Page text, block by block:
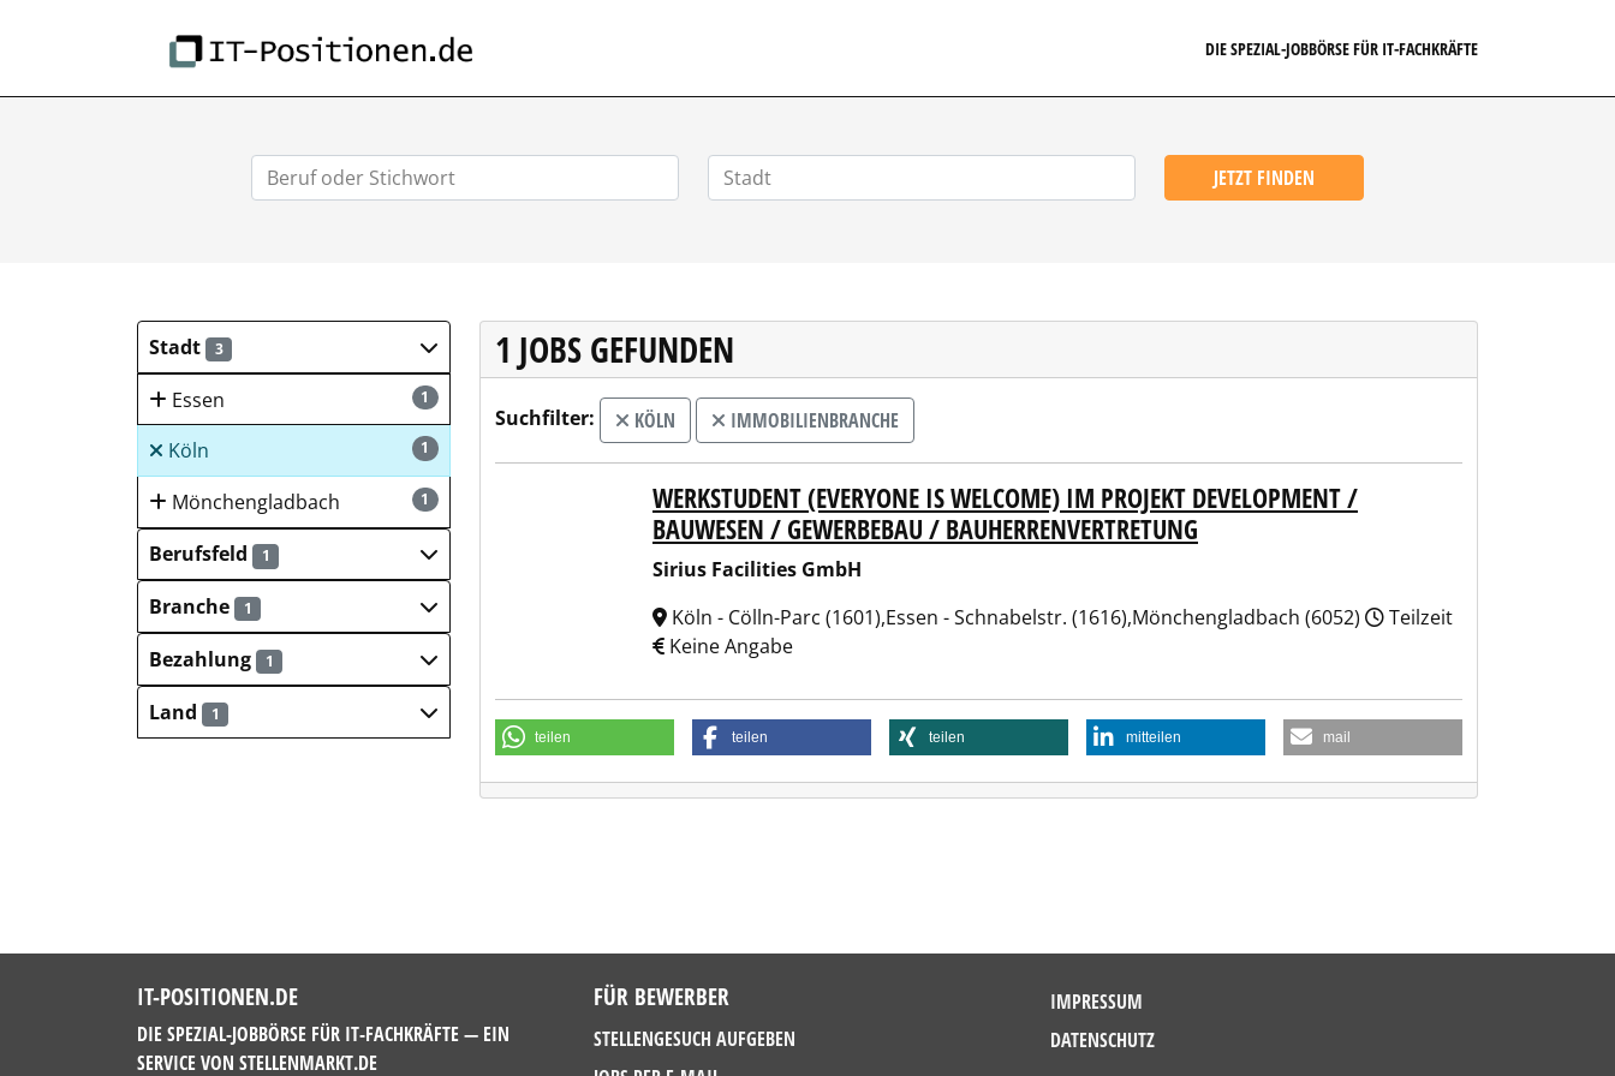
DIE SPEZIAL-JOBBÖRSE FÜR IT-FACHKRÄFTE
JETZT FINDEN
Stadt 3
1
Essen
1
Köln
1
Mönchengladbach
Berufsfeld
1
Branche 1
Bezahlung 1
Land 1
1 JOBS GEFUNDEN
Suchfilter: KÖLN IMMOBILIENBRANCHE
Sirius Facilities GmbHWERKSTUDENT (EVERYONE IS WELCOME) IM PROJEKT DEVELOPMENT /
BAUWESEN / GEWERBEBAU / BAUHERRENVERTRETUNG
Sirius Facilities GmbH
Köln - Cölln-Parc (1601),Essen - Schnabelstr. (1616),Mönchengladbach (6052)
Teilzeit
Keine Angabe
teilen teilen teilen mitteilen mail
IT-POSITIONEN.DE
DIE SPEZIAL-JOBBÖRSE FÜR IT-FACHKRÄFTE — EIN
SERVICE VON STELLENMARKT.DE
FÜR BEWERBER
STELLENGESUCH AUFGEBEN
IMPRESSUM
DATENSCHUTZ